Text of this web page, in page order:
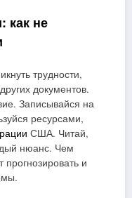
как не
трудности,
документов.
Записывайся на
ресурсами,
США. Читай,
нюанс. Чем
и